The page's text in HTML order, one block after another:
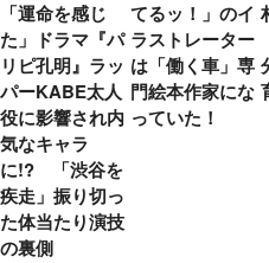
「運命を感じ
た」ドラマ『パ
リピ孔明』ラッ
パーKABE太人
役に影響され内
気なキャラ
に!? 「渋谷を
疾走」振り切っ
た体当たり演技
の裏側
てるッ！」のイ
ラストレーター
は「働く車」専
門絵本作家にな
っていた！